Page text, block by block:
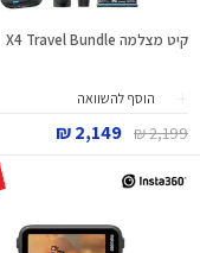
קיט מצלמה X4 Travel Bundle
הוסף להשוואה
2,199 ₪
2,149 ₪